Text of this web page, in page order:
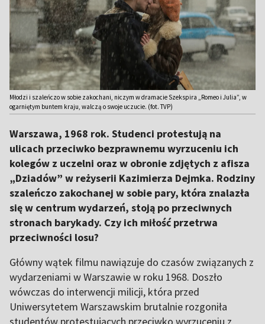
Młodzi i szaleńczo w sobie zakochani, niczym w dramacie Szekspira „Romeo i Julia”, w
ogarniętym buntem kraju, walczą o swoje uczucie. (fot. TVP)
Warszawa, 1968 rok. Studenci protestują na
ulicach przeciwko bezprawnemu wyrzuceniu ich
kolegów z uczelni oraz w obronie zdjętych z afisza
„Dziadów” w reżyserii Kazimierza Dejmka. Rodziny
szaleńczo zakochanej w sobie pary, która znalazła
się w centrum wydarzeń, stoją po przeciwnych
stronach barykady. Czy ich miłość przetrwa
przeciwności losu?
Główny wątek filmu nawiązuje do czasów związanych z
wydarzeniami w Warszawie w roku 1968. Doszło
wówczas do interwencji milicji, która przed
Uniwersytetem Warszawskim brutalnie rozgoniła